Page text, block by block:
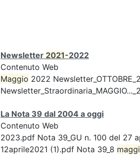
Newsletter 2021-2022
Contenuto Web
Maggio 2022
La Nota 39 dal 2004 a oggi
Contenuto Web
2023.pdf Nota 39_GU n. 100 del 27
12aprile2021 (1).pdf Nota 39_8